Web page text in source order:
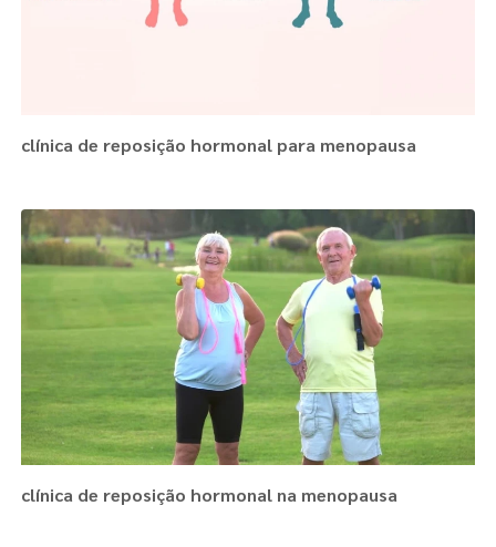
clínica de reposição hormonal para menopausa
clínica de reposição hormonal na menopausa